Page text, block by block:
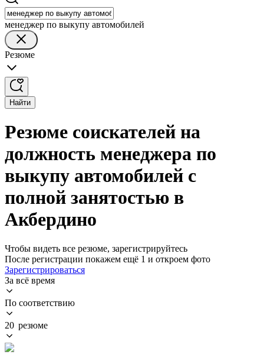
менеджер по выкупу автомобилей
Резюме
Найти
Резюме соискателей на
должность менеджера по
выкупу автомобилей с
полной занятостью в
Акбердино
Чтобы видеть все резюме, зарегистрируйтесь
После регистрации покажем ещё 1 и откроем фото
Зарегистрироваться
За всё время
По соответствию
20 резюме